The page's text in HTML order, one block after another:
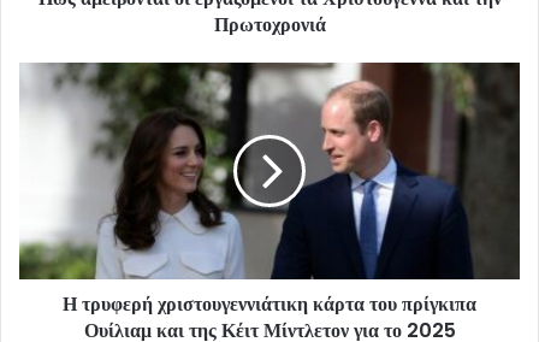
Πρωτοχρονιά
Η τρυφερή χριστουγεννιάτικη κάρτα του πρίγκιπα
Ουίλιαμ και της Κέιτ Μίντλετον για το 2025